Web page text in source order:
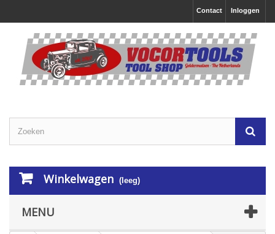
Inloggen
Contact
Winkelwagen (leeg)
MENU